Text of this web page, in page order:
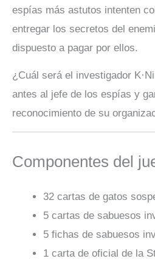
espías más astutos intenten
entregar los secretos del
dispuesto a pagar por ellos.
¿Cuál será el investigador
antes al jefe de los espías y
reconocimiento de su
Componentes del
32 cartas de gatos
5 cartas de sabuesos
5 fichas de sabuesos
1 carta de oficial de la